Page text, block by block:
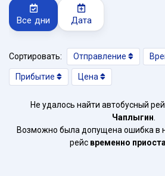
Все дни Дата
Сортировать: Отправление
Прибытие Цена
Не удалось найти автобусный
Чаплыгин
Возможно была допущена ошибка в
рейс временно